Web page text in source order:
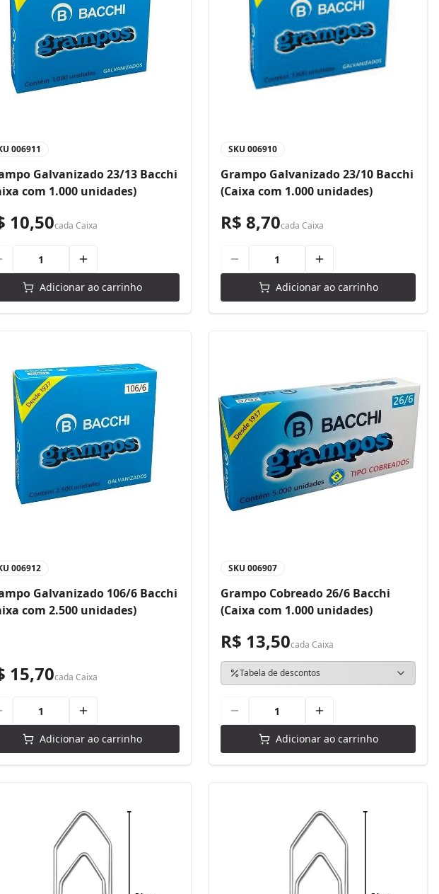
006911
Galvanizado 23/13 Bacchi
com 1.000 unidades)
10,50cada Caixa
Adicionar ao carrinho
SKU 006910
Grampo Galvanizado 23/10 Bacchi
(Caixa com 1.000 unidades)
R$ 8,70cada Caixa
Adicionar ao carrinho
006912
Galvanizado 106/6 Bacchi
com 2.500 unidades)
15,70cada Caixa
Adicionar ao carrinho
SKU 006907
Grampo Cobreado 26/6 Bacchi
(Caixa com 1.000 unidades)
R$ 13,50cada Caixa
Tabela de descontos
Adicionar ao carrinho